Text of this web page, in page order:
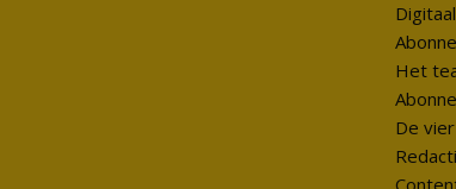
Het
De